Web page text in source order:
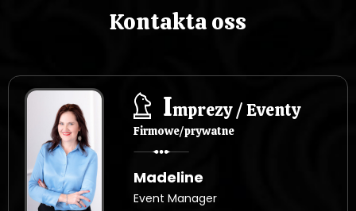
Kontakta oss
Imprezy / Eventy
Firmowe/prywatne
Madeline
Event Manager